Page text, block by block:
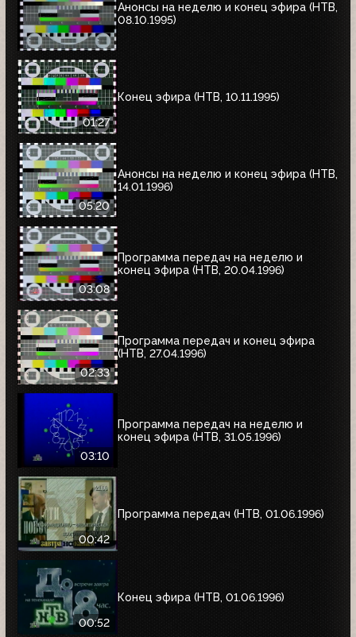
Анонсы на неделю и конец эфира (НТВ,
08.10.1995)
01:27
Конец эфира (НТВ, 10.11.1995)
05:20
Анонсы на неделю и конец эфира (НТВ,
14.01.1996)
03:08
Программа передач на неделю и
конец эфира (НТВ, 20.04.1996)
02:33
Программа передач и конец эфира
(НТВ, 27.04.1996)
03:10
Программа передач на неделю и
конец эфира (НТВ, 31.05.1996)
00:42
Программа передач (НТВ, 01.06.1996)
00:52
Конец эфира (НТВ, 01.06.1996)